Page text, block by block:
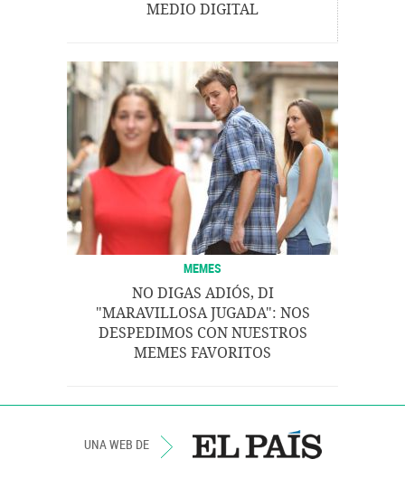
MEDIO DIGITAL
MEMES
NO DIGAS ADIÓS, DI
"MARAVILLOSA JUGADA": NOS
DESPEDIMOS CON NUESTROS
MEMES FAVORITOS
UNA WEB DE